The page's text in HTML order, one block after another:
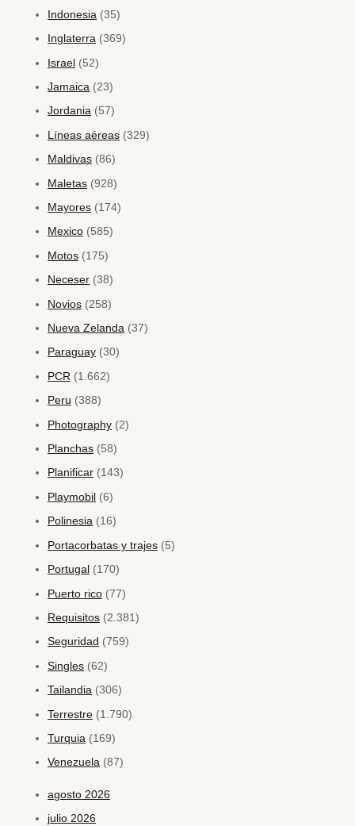
Indonesia (35)
Inglaterra (369)
Israel (52)
Jamaica (23)
Jordania (57)
Líneas aéreas (329)
Maldivas (86)
Maletas (928)
Mayores (174)
Mexico (585)
Motos (175)
Neceser (38)
Novios (258)
Nueva Zelanda (37)
Paraguay (30)
PCR (1.662)
Peru (388)
Photography (2)
Planchas (58)
Planificar (143)
Playmobil (6)
Polinesia (16)
Portacorbatas y trajes (5)
Portugal (170)
Puerto rico (77)
Requisitos (2.381)
Seguridad (759)
Singles (62)
Tailandia (306)
Terrestre (1.790)
Turquia (169)
Venezuela (87)
agosto 2026
julio 2026